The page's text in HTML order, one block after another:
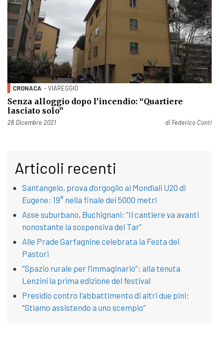
CRONACA - VIAREGGIO
Senza alloggio dopo l’incendio: “Quartiere
lasciato solo”
Pubblicato il
28 Dicembre 2021 di Federico Conti
Articoli recenti
Santangelo, prova d’orgoglio ai Mondiali U20 di
Eugene: 19° nella finale dei 5000 metri
Asse suburbano, Buchignani: “Il cantiere va avanti
nonostante la sospensiva del Tar”
Alle Prade Garfagnine celebrata la Festa dei
Pastori
“Spazio rurale per l’immaginario”; alla tenuta
Lenzini la prima edizione del festival
Presidio contro l’abbattimento di altri due pini:
“Stiamo assistendo a uno scempio”